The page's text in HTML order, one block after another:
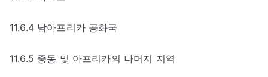
11.6.4 남아프리카 공화국
11.6.5 중동 및 아프리카의 나머지 지역